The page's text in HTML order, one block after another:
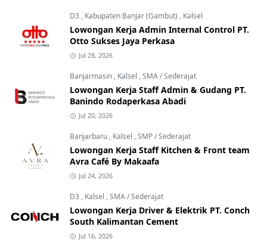
D3 , Kabupaten Banjar (Gambut) , Kalsel
Lowongan Kerja Admin Internal Control PT.
Otto Sukses Jaya Perkasa
Jul 28, 2026
Banjarmasin , Kalsel ,SMA / Sederajat
Lowongan Kerja Staff Admin & Gudang PT.
Banindo Rodaperkasa Abadi
Jul 20, 2026
Banjarbaru , Kalsel ,SMP / Sederajat
Lowongan Kerja Staff Kitchen & Front team
Avra Café By Makaafa
Jul 24, 2026
D3 , Kalsel ,SMA / Sederajat
Lowongan Kerja Driver & Elektrik PT. Conch
South Kalimantan Cement
Jul 16, 2026